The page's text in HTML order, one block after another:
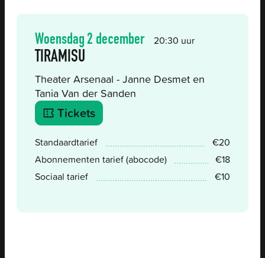
Woensdag2 december 20:30 uur
TIRAMISU
Theater Arsenaal - Janne Desmet en
Tania Van der Sanden
ReserveerTickets
Standaardtarief €20
Abonnementen tarief (abocode)
€18
Sociaal tarief
€10